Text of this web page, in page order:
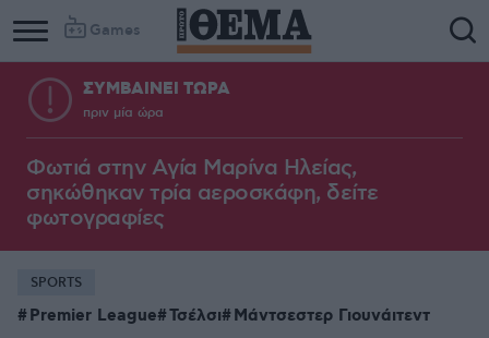
Games
ΣΥΜΒΑΙΝΕΙ ΤΩΡΑ
πριν μία ώρα
Φωτιά στην Aγία Μαρίνα Ηλείας,
σηκώθηκαν τρία αεροσκάφη, δείτε
φωτογραφίες
SPORTS
Premier League Τσέλσι Μάντσεστερ Γιουνάιτεντ